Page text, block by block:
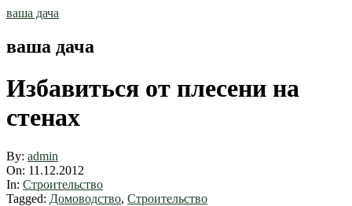
Skip
ваша дача
ваша дача
Избавиться от плесени на
стенах
By: admin
On: 11.12.2012
In: Строительство
Tagged: Домоводство, Строительство